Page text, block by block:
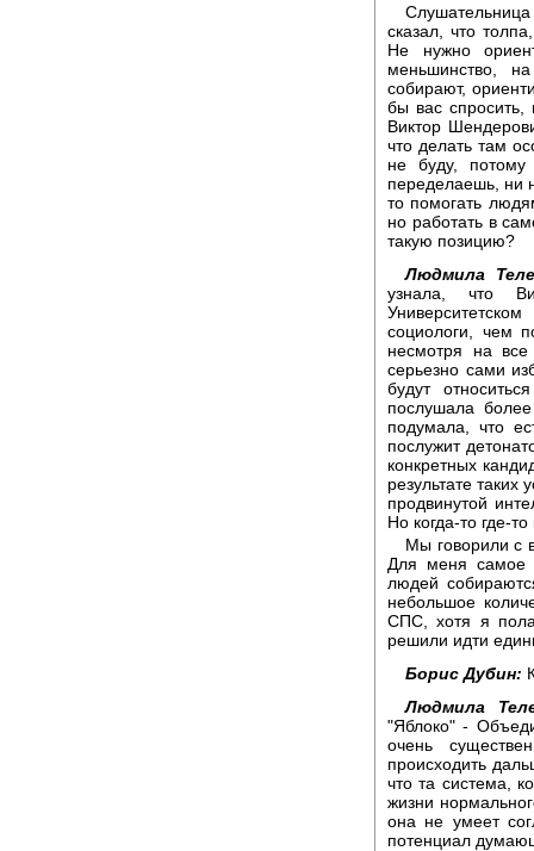
сказал, что
Не нужно
меньшинство,
собирают,
бы вас
Виктор
что делать там
не буду,
переделаешь, ни
то помогать
но работать в
такую позицию?
Людмила
узнала, что
социологи, чем
несмотря на
серьезно сами
будут
послушала
подумала, что
послужит
конкретных
результате таких
продвинутой
Но когда-то где-
Мы говорили с
Для меня самое
людей
небольшое
СПС, хотя я
решили идти
Борис Дубин:
Людмила
"Яблоко" -
очень
происходить
что та система,
жизни
она не умеет
потенциал